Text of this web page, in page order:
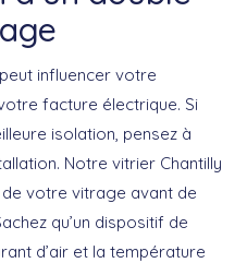
influencer votre
facture électrique. Si
isolation, pensez à
Notre vitrier Chantilly
votre vitrage avant de
qu’un dispositif de
d’air et la température